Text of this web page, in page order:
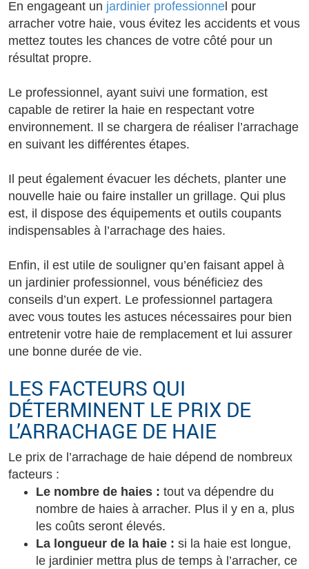
En engageant un jardinier professionne l pour
arracher votre haie, vous évitez les accidents et vous
mettez toutes les chances de votre côté pour un
résultat propre.
Le professionnel, ayant suivi une formation, est
capable de retirer la haie en respectant votre
environnement. Il se chargera de réaliser l’arrachage
en suivant les différentes étapes.
Il peut également évacuer les déchets, planter une
nouvelle haie ou faire installer un grillage. Qui plus
est, il dispose des équipements et outils coupants
indispensables à l’arrachage des haies.
Enfin, il est utile de souligner qu’en faisant appel à
un jardinier professionnel, vous bénéficiez des
conseils d’un expert. Le professionnel partagera
avec vous toutes les astuces nécessaires pour bien
entretenir votre haie de remplacement et lui assurer
une bonne durée de vie.
LES FACTEURS QUI
DÉTERMINENT LE PRIX DE
L’ARRACHAGE DE HAIE
Le prix de l’arrachage de haie dépend de nombreux
facteurs :
Le nombre de haies : tout va dépendre du
nombre de haies à arracher. Plus il y en a, plus
les coûts seront élevés.
La longueur de la haie : si la haie est longue,
le jardinier mettra plus de temps à l’arracher, ce